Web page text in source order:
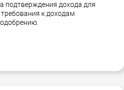
подтверждения дохода для
к доходам